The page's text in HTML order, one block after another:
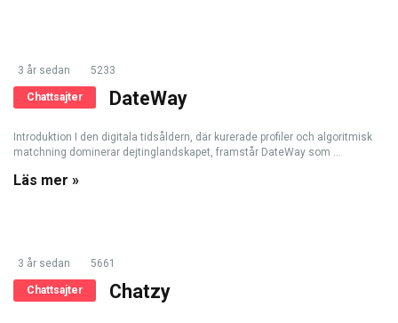
3 år sedan 5233
Chattsajter DateWay
Introduktion I den digitala tidsåldern, där kurerade profiler och algoritmisk
matchning dominerar dejtinglandskapet, framstår DateWay som ...
Läs mer »
3 år sedan 5661
Chattsajter Chatzy